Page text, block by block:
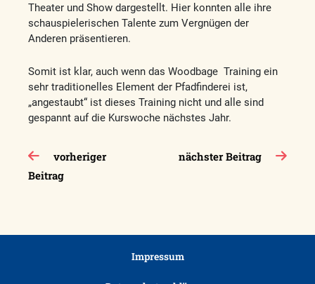
Theater und Show dargestellt. Hier konnten alle ihre
schauspielerischen Talente zum Vergnügen der
Anderen präsentieren.
Somit ist klar, auch wenn das Woodbage Training ein
sehr traditionelles Element der Pfadfinderei ist,
„angestaubt“ ist dieses Training nicht und alle sind
gespannt auf die Kurswoche nächstes Jahr.
Beitragsnavigation
vorheriger
Beitrag
nächster Beitrag
Impressum